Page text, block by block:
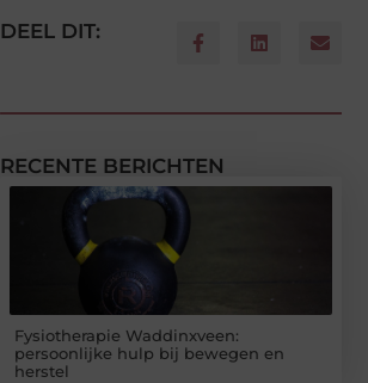
DEEL DIT:
RECENTE BERICHTEN
Fysiotherapie Waddinxveen:
persoonlijke hulp bij bewegen en
herstel